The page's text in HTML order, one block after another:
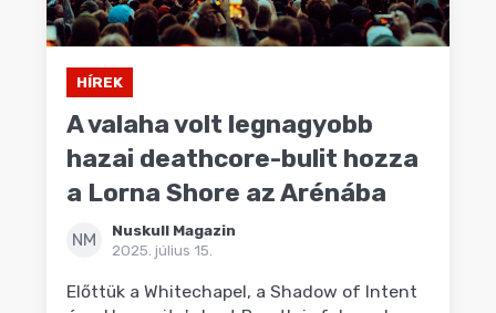
HÍREK
A valaha volt legnagyobb
hazai deathcore-bulit hozza
a Lorna Shore az Arénába
NM
Nuskull Magazin
2025. július 15.
Előttük a Whitechapel, a Shadow of Intent